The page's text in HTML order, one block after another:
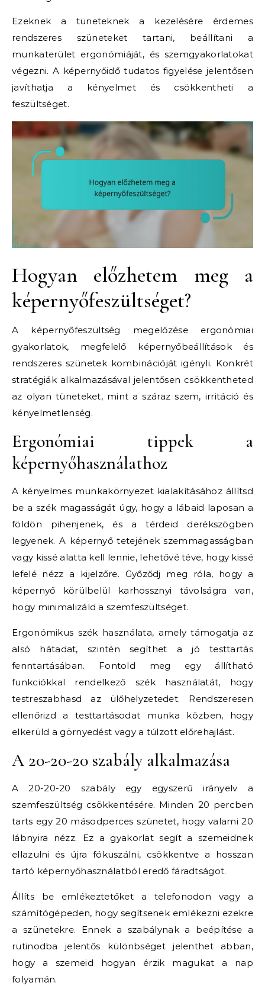
Ezeknek a tüneteknek a kezelésére érdemes
rendszeres szüneteket tartani, beállítani a
munkaterület ergonómiáját, és szemgyakorlatokat
végezni. A képernyőidő tudatos figyelése jelentősen
javíthatja a kényelmet és csökkentheti a
feszültséget.
Hogyan előzhetem meg a
képernyőfeszültséget?
A képernyőfeszültség megelőzése ergonómiai
gyakorlatok, megfelelő képernyőbeállítások és
rendszeres szünetek kombinációját igényli. Konkrét
stratégiák alkalmazásával jelentősen csökkentheted
az olyan tüneteket, mint a száraz szem, irritáció és
kényelmetlenség.
Ergonómiai tippek a
képernyőhasználathoz
A kényelmes munkakörnyezet kialakításához állítsd
be a szék magasságát úgy, hogy a lábaid laposan a
földön pihenjenek, és a térdeid derékszögben
legyenek. A képernyő tetejének szemmagasságban
vagy kissé alatta kell lennie, lehetővé téve, hogy kissé
lefelé nézz a kijelzőre. Győződj meg róla, hogy a
képernyő körülbelül karhossznyi távolságra van,
hogy minimalizáld a szemfeszültséget.
Ergonómikus szék használata, amely támogatja az
alsó hátadat, szintén segíthet a jó testtartás
fenntartásában. Fontold meg egy állítható
funkciókkal rendelkező szék használatát, hogy
testreszabhasd az ülőhelyzetedet. Rendszeresen
ellenőrizd a testtartásodat munka közben, hogy
elkerüld a görnyedést vagy a túlzott előrehajlást.
A 20-20-20 szabály alkalmazása
A 20-20-20 szabály egy egyszerű irányelv a
szemfeszültség csökkentésére. Minden 20 percben
tarts egy 20 másodperces szünetet, hogy valami 20
lábnyira nézz. Ez a gyakorlat segít a szemeidnek
ellazulni és újra fókuszálni, csökkentve a hosszan
tartó képernyőhasználatból eredő fáradtságot.
Állíts be emlékeztetőket a telefonodon vagy a
számítógépeden, hogy segítsenek emlékezni ezekre
a szünetekre. Ennek a szabálynak a beépítése a
rutinodba jelentős különbséget jelenthet abban,
hogy a szemeid hogyan érzik magukat a nap
folyamán.